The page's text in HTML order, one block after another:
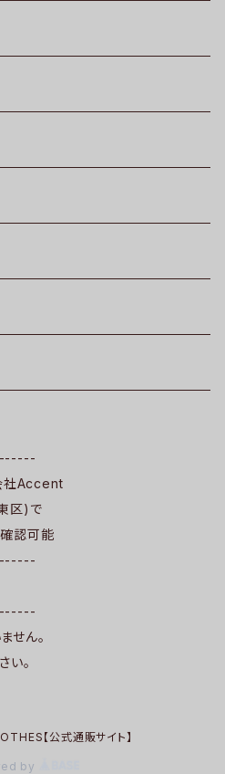
社Accent
区)で
認可能
せん。
い。
【公式通販サイト】
by